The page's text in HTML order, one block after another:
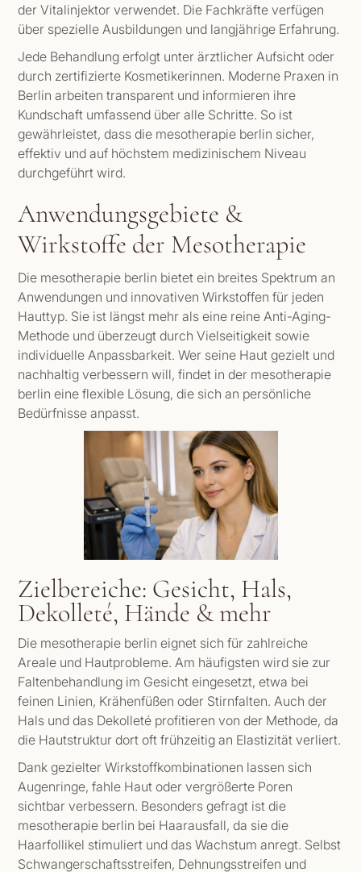
der Vitalinjektor verwendet. Die Fachkräfte verfügen
über spezielle Ausbildungen und langjährige Erfahrung.
Jede Behandlung erfolgt unter ärztlicher Aufsicht oder
durch zertifizierte Kosmetikerinnen. Moderne Praxen in
Berlin arbeiten transparent und informieren ihre
Kundschaft umfassend über alle Schritte. So ist
gewährleistet, dass die mesotherapie berlin sicher,
effektiv und auf höchstem medizinischem Niveau
durchgeführt wird.
Anwendungsgebiete &
Wirkstoffe der Mesotherapie
Die mesotherapie berlin bietet ein breites Spektrum an
Anwendungen und innovativen Wirkstoffen für jeden
Hauttyp. Sie ist längst mehr als eine reine Anti-Aging-
Methode und überzeugt durch Vielseitigkeit sowie
individuelle Anpassbarkeit. Wer seine Haut gezielt und
nachhaltig verbessern will, findet in der mesotherapie
berlin eine flexible Lösung, die sich an persönliche
Bedürfnisse anpasst.
Zielbereiche: Gesicht, Hals,
Dekolleté, Hände & mehr
Die mesotherapie berlin eignet sich für zahlreiche
Areale und Hautprobleme. Am häufigsten wird sie zur
Faltenbehandlung im Gesicht eingesetzt, etwa bei
feinen Linien, Krähenfüßen oder Stirnfalten. Auch der
Hals und das Dekolleté profitieren von der Methode, da
die Hautstruktur dort oft frühzeitig an Elastizität verliert.
Dank gezielter Wirkstoffkombinationen lassen sich
Augenringe, fahle Haut oder vergrößerte Poren
sichtbar verbessern. Besonders gefragt ist die
mesotherapie berlin bei Haarausfall, da sie die
Haarfollikel stimuliert und das Wachstum anregt. Selbst
Schwangerschaftsstreifen, Dehnungsstreifen und